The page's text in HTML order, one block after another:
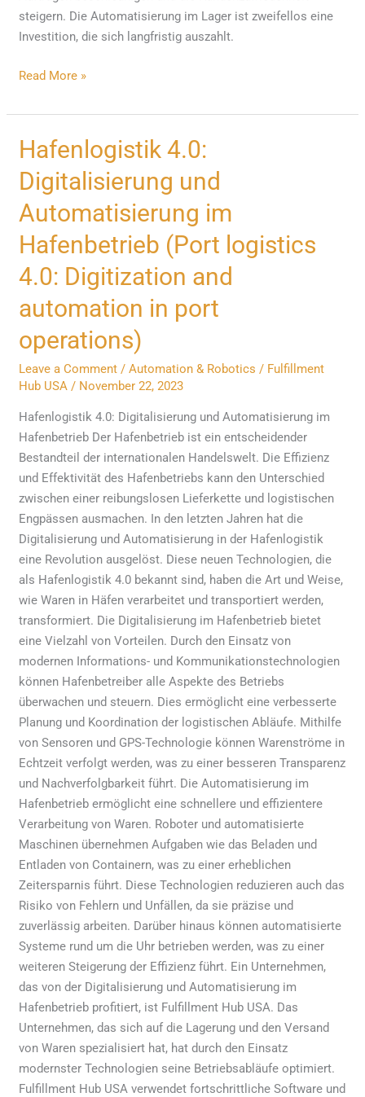
steigern. Die Automatisierung im Lager ist zweifellos eine
Investition, die sich langfristig auszahlt.
Read More »
Hafenlogistik 4.0:
Digitalisierung und
Automatisierung im
Hafenbetrieb (Port logistics
4.0: Digitization and
automation in port
operations)
Leave a Comment /Automation & Robotics / Fulfillment
Hub USA / November 22, 2023
Hafenlogistik 4.0: Digitalisierung und Automatisierung im
Hafenbetrieb Der Hafenbetrieb ist ein entscheidender
Bestandteil der internationalen Handelswelt. Die Effizienz
und Effektivität des Hafenbetriebs kann den Unterschied
zwischen einer reibungslosen Lieferkette und logistischen
Engpässen ausmachen. In den letzten Jahren hat die
Digitalisierung und Automatisierung in der Hafenlogistik
eine Revolution ausgelöst. Diese neuen Technologien, die
als Hafenlogistik 4.0 bekannt sind, haben die Art und Weise,
wie Waren in Häfen verarbeitet und transportiert werden,
transformiert. Die Digitalisierung im Hafenbetrieb bietet
eine Vielzahl von Vorteilen. Durch den Einsatz von
modernen Informations- und Kommunikationstechnologien
können Hafenbetreiber alle Aspekte des Betriebs
überwachen und steuern. Dies ermöglicht eine verbesserte
Planung und Koordination der logistischen Abläufe. Mithilfe
von Sensoren und GPS-Technologie können Warenströme in
Echtzeit verfolgt werden, was zu einer besseren Transparenz
und Nachverfolgbarkeit führt. Die Automatisierung im
Hafenbetrieb ermöglicht eine schnellere und effizientere
Verarbeitung von Waren. Roboter und automatisierte
Maschinen übernehmen Aufgaben wie das Beladen und
Entladen von Containern, was zu einer erheblichen
Zeitersparnis führt. Diese Technologien reduzieren auch das
Risiko von Fehlern und Unfällen, da sie präzise und
zuverlässig arbeiten. Darüber hinaus können automatisierte
Systeme rund um die Uhr betrieben werden, was zu einer
weiteren Steigerung der Effizienz führt. Ein Unternehmen,
das von der Digitalisierung und Automatisierung im
Hafenbetrieb profitiert, ist Fulfillment Hub USA. Das
Unternehmen, das sich auf die Lagerung und den Versand
von Waren spezialisiert hat, hat durch den Einsatz
modernster Technologien seine Betriebsabläufe optimiert.
Fulfillment Hub USA verwendet fortschrittliche Software und
Hafenlogistik
4.0:
Digitalisierung
und
Automatisierung
im
Hafenbetrieb
(Port
logistics
Digitization
and
automation